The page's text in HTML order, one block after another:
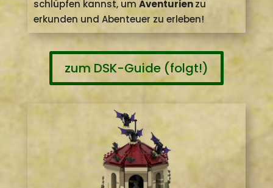
Hunden, Mungos und viele Tierarten mehr –
schlüpfen kannst, umAventurienzu
erkunden und Abenteuer zu erleben!
zum DSK-Guide (folgt!)